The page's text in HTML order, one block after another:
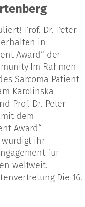
Prof. Dr. Peter
in
Award“ der
Im Rahmen
Sarcoma Patient
Karolinska
Prof. Dr. Peter
dem
Award“
würdigt ihr
für
weltweit.
Die 16.